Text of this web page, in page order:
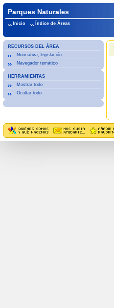
Parques Naturales
Inicio Índice de Áreas
RECURSOS DEL ÁREA
Normativa, legislación
Navegador temático
HERRAMIENTAS
Mostrar todo
Ocultar todo